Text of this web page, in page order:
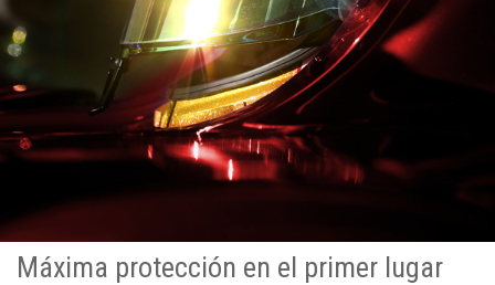
Máxima protección en el primer lugar